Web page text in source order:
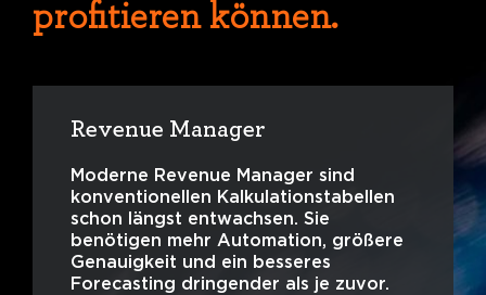
profitieren können.
Revenue Manager
Moderne Revenue Manager sind
konventionellen Kalkulationstabellen
schon längst entwachsen. Sie
benötigen mehr Automation, größere
Genauigkeit und ein besseres
Forecasting dringender als je zuvor.